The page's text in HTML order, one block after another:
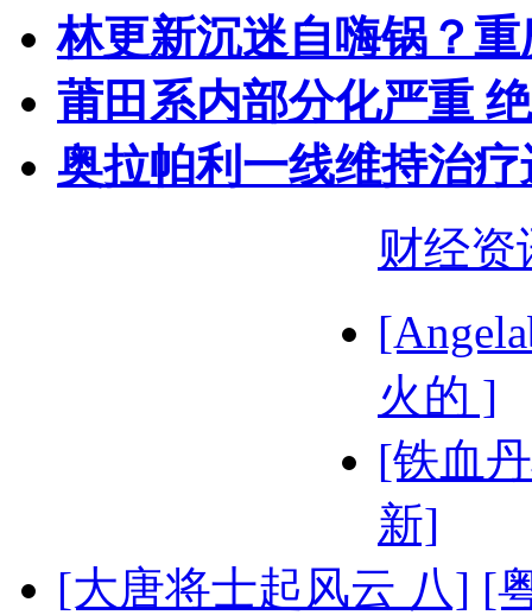
林更新沉迷自嗨锅？
莆田系内部分化严重
奥拉帕利一线维持治
财经资
火的 ]
[铁血
新]
[大唐将士起风云 八] [